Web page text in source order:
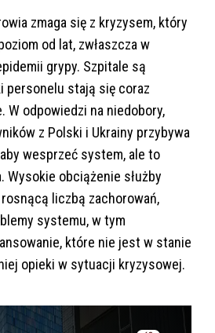
zmaga się z kryzysem, który
od lat, zwłaszcza w
grypy. Szpitale są
personelu stają się coraz
W odpowiedzi na niedobory,
z Polski i Ukrainy przybywa
wesprzeć system, ale to
Wysokie obciążenie służby
liczbą zachorowań,
systemu, w tym
które nie jest w stanie
opieki w sytuacji kryzysowej.